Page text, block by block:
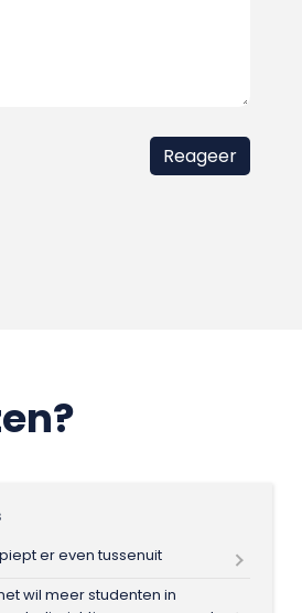
er even tussenuit
wil meer studenten in